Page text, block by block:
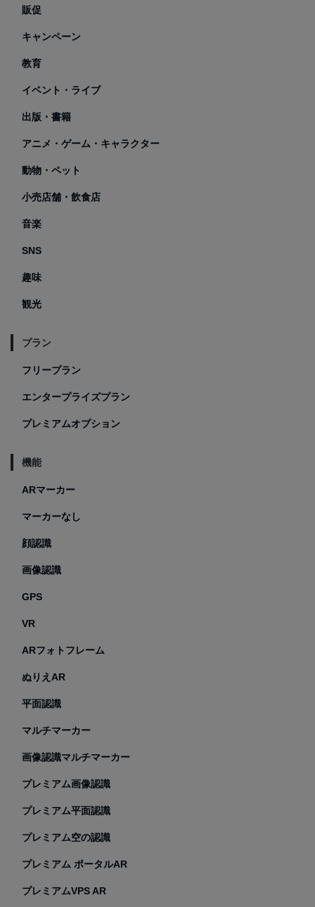
販促
キャンペーン
教育
イベント・ライブ
出版・書籍
アニメ・ゲーム・キャラクター
動物・ペット
小売店舗・飲食店
音楽
SNS
趣味
観光
プラン
フリープラン
エンタープライズプラン
プレミアムオプション
機能
ARマーカー
マーカーなし
顔認識
画像認識
GPS
VR
ARフォトフレーム
ぬりえAR
平面認識
マルチマーカー
画像認識マルチマーカー
プレミアム画像認識
プレミアム平面認識
プレミアム空の認識
プレミアム ポータルAR
プレミアムVPS AR